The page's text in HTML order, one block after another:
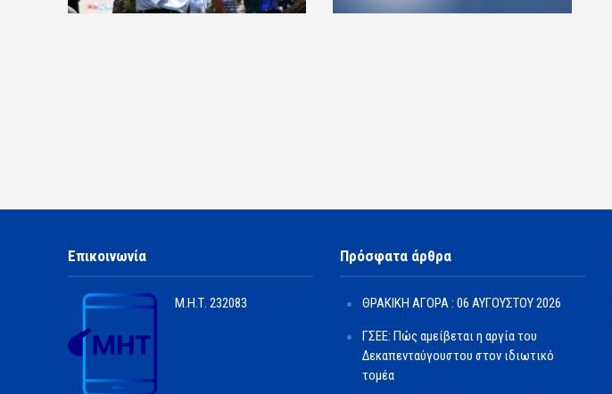
Επικοινωνία
Μ.Η.Τ. 232083
Πρόσφατα άρθρα
ΘΡΑΚΙΚΗ ΑΓΟΡΑ : 06 ΑΥΓΟΥΣΤΟΥ 2026
ΓΣΕΕ: Πώς αμείβεται η αργία του
Δεκαπενταύγουστου στον ιδιωτικό
τομέα